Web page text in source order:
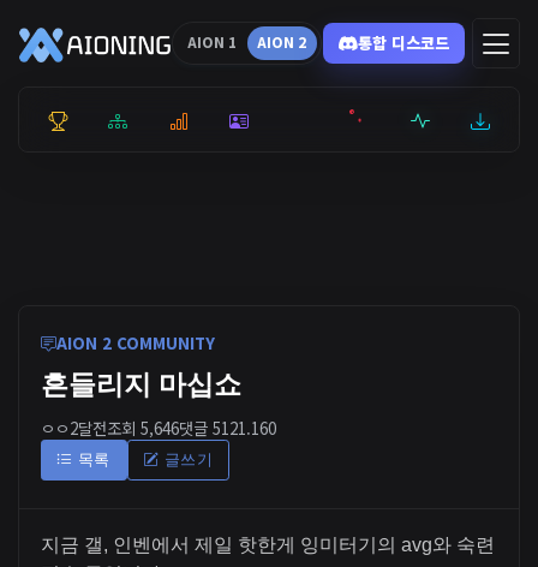
AION 1 AION 2 통합 디스코드
통합 순위리더보드통계 캐릭터 서버현황최근기록잉미
AION 2 COMMUNITY
흔들리지 마십쇼
ㅇㅇ2달전조회 5,646댓글 5121.160
목록 글쓰기
지금 갤, 인벤에서 제일 핫한게 잉미터기의 avg와 숙련